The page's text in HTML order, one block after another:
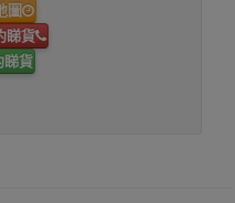
圖
睇貨
睇貨